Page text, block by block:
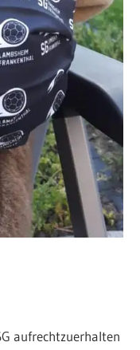
aufrechtzuerhalten